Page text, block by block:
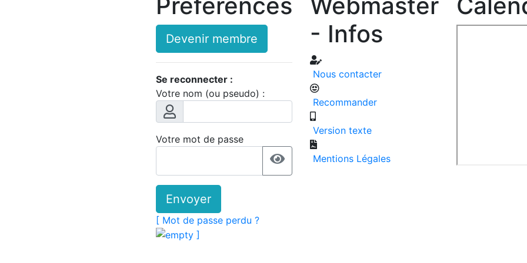
Devenir membre
Se reconnecter :
Votre nom (ou pseudo) :
Votre mot de passe
Envoyer
[ Mot de passe perdu ?
]
- Infos
Nous contacter
Recommander
Version texte
Mentions Légales